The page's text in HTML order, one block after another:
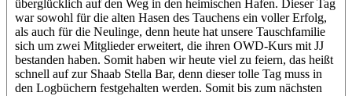
überglücklich auf den Weg in den heimischen Hafen. Dieser Tag
war sowohl für die alten Hasen des Tauchens ein voller Erfolg,
als auch für die Neulinge, denn heute hat unsere Tauschfamilie
sich um zwei Mitglieder erweitert, die ihren OWD-Kurs mit JJ
bestanden haben. Somit haben wir heute viel zu feiern, das heißt
schnell auf zur Shaab Stella Bar, denn dieser tolle Tag muss in
den Logbüchern festgehalten werden. Somit bis zum nächsten